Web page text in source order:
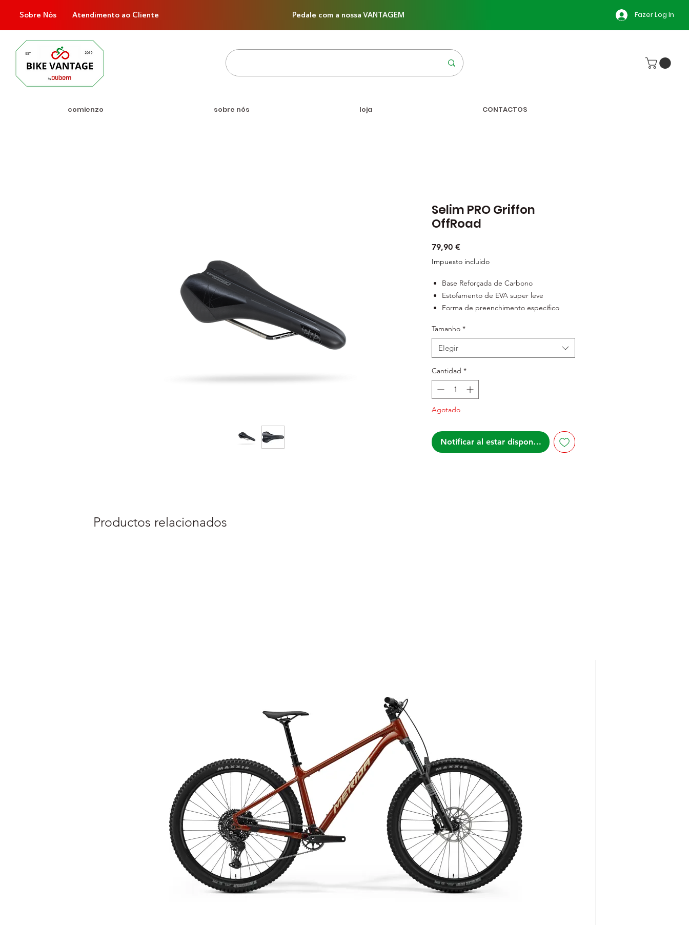
Sobre Nós Atendimento ao Cliente Pedale com a nossa VANTAGEM Fazer Log In
comienzo sobre nós loja CONTACTOS
Selim PRO Griffon
OffRoad
79,90 €Precio
Impuesto incluido
Base Reforçada de Carbono
Estofamento de EVA super leve
Forma de preenchimento específico
Montagem acessória integrada
Peso: 216G (142mm)
Tamanho *
Elegir
Cantidad *
Agotado
Notificar al estar disponible
Productos relacionados